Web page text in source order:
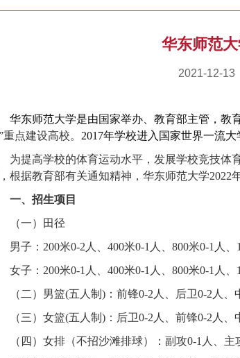
华东师范
2021-12-13
华东师范大学是由国家举办、教育部主管，教
重点建设高校。 2017年学校进入国家世界一流大
为提高学校的体育运动水平，发展学校竞技体
根据教育部有关通知精神，华东师范大学2022
一、招生项目
（一）
田径
男子： 200米0-2 人、 400米0-1 人、 800米0-1 人、
女子： 200米0-1 人、 400米0-1 人、 800米0-1 人、
（二）男篮(五人制 ) ：前锋0-2 人、后卫0-2 人、
（三）女篮(五人制 ) ：后卫0-2 人、前锋0-2 人、
（四）女排（不招沙滩排球）：副攻0-1 人、主